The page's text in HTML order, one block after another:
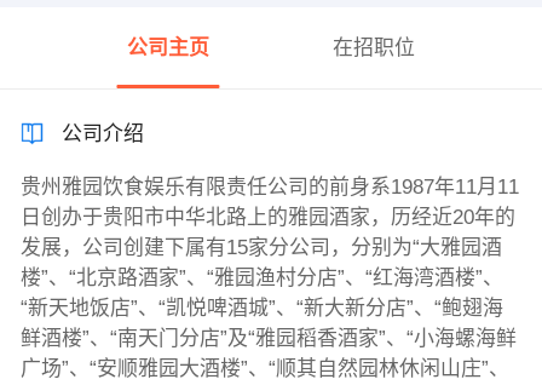
公司主页 在招职位
公司介绍
贵州雅园饮食娱乐有限责任公司的前身系1987年11月11
日创办于贵阳市中华北路上的雅园酒家，历经近20年的
发展，公司创建下属有15家分公司，分别为“大雅园酒
楼”、“北京路酒家”、“雅园渔村分店”、“红海湾酒楼”、
“新天地饭店”、“凯悦啤酒城”、“新大新分店”、“鲍翅海
鲜酒楼”、“南天门分店”及“雅园稻香酒家”、“小海螺海鲜
广场”、“安顺雅园大酒楼”、“顺其自然园林休闲山庄”、